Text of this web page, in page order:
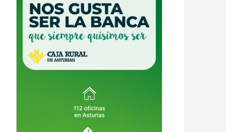
Indultar también puede corromper: